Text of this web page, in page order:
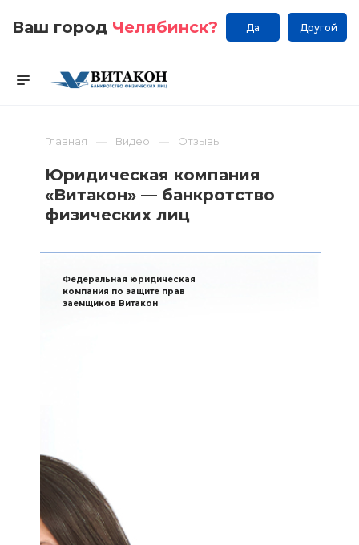
Ваш город Челябинск? Да Другой
Главная Видео Отзывы
Юридическая компания
«Витакон» — банкротство
физических лиц
Федеральная юридическая
компания по защите прав
заемщиков Витакон